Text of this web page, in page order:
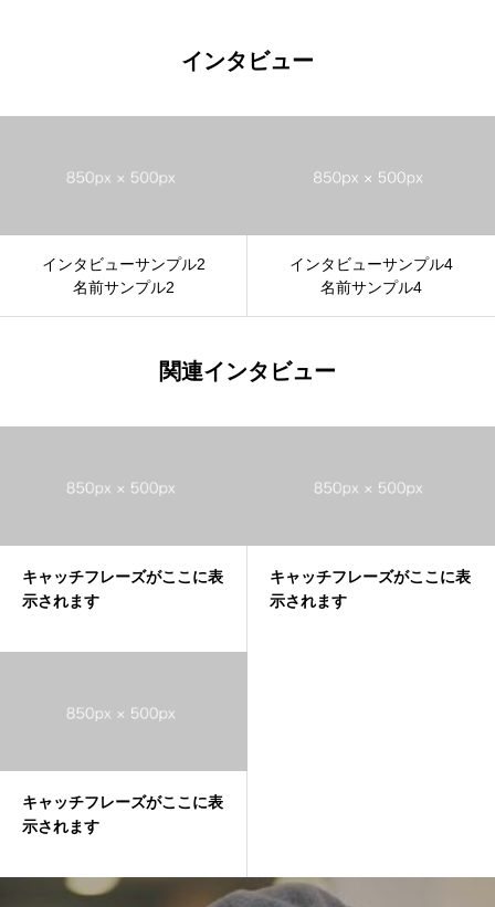
インタビュー
インタビューサンプル2
名前サンプル2
インタビューサンプル4
名前サンプル4
関連インタビュー
キャッチフレーズがここに表
示されます
キャッチフレーズがここに表
示されます
キャッチフレーズがここに表
示されます